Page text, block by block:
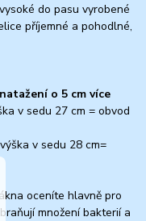
do pasu vyrobené
příjemné a pohodlné,
o 5 cm více
v sedu 27 cm = obvod
v sedu 28 cm=
oceníte hlavně pro
množení bakterií a